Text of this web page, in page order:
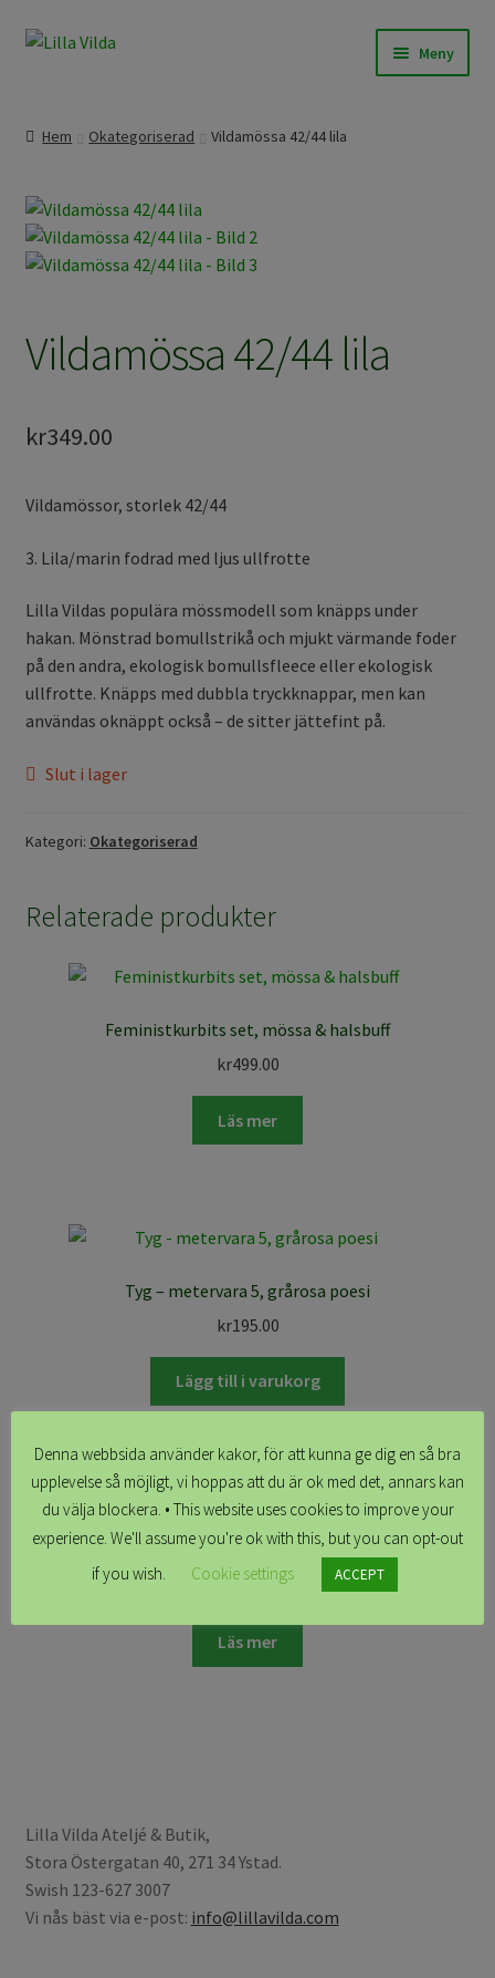
Hoppa
Hoppa
Meny
Färdigt att skicka
Övrigt / Info
Hem Okategoriserad Vildamössa 42/44 lila
Vildamössa 42/44 lila
kr349.00
Vildamössor, storlek 42/44
3. Lila/marin fodrad med ljus ullfrotte
Lilla Vildas populära mössmodell som knäpps under
hakan. Mönstrad bomullstrikå och mjukt värmande foder
på den andra, ekologisk bomullsfleece eller ekologisk
ullfrotte. Knäpps med dubbla tryckknappar, men kan
användas oknäppt också – de sitter jättefint på.
Slut i lager
Kategori: Okategoriserad
Relaterade produkter
Feministkurbits set, mössa & halsbuff
kr499.00
Läs mer
Tyg – metervara 5, grårosa poesi
kr195.00
Lägg till i varukorg
Förhandsbokning Saga, Tencel grön
kr1,899.00
Läs mer
Lilla Vilda Ateljé & Butik,
Stora Östergatan 40, 271 34 Ystad.
Swish 123-627 3007
Vi nås bäst via e-post: info@lillavilda.com
Denna webbsida använder kakor, för att kunna ge dig en så bra
upplevelse så möjligt, vi hoppas att du är ok med det, annars kan
du välja blockera. • This website uses cookies to improve your
experience. We'll assume you're ok with this, but you can opt-out
if you wish.
Cookie settings ACCEPT